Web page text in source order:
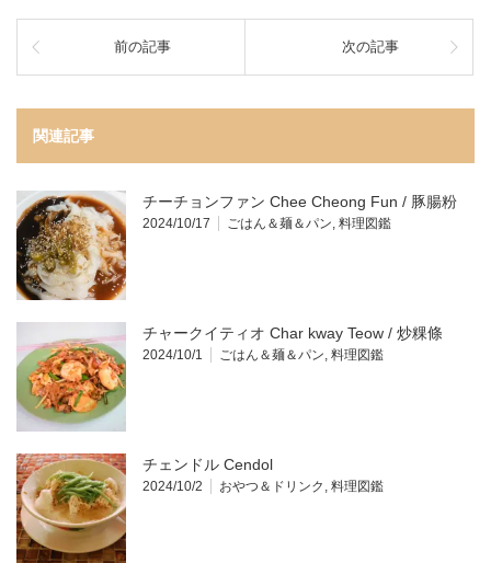
前の記事 次の記事
関連記事
チーチョンファン Chee Cheong Fun / 豚腸粉
2024/10/17 ごはん＆麺＆パン 料理図鑑
チャークイティオ Char kway Teow / 炒粿條
2024/10/1 ごはん＆麺＆パン 料理図鑑
チェンドル Cendol
2024/10/2 おやつ＆ドリンク 料理図鑑